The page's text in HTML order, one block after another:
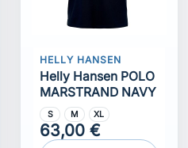
HELLY HANSEN
Helly Hansen POLO
MARSTRAND NAVY
S M XL
63,00 €